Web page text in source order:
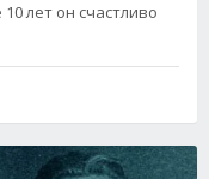
лет он счастливо